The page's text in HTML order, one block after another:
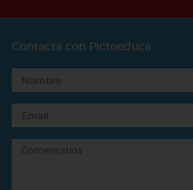
Contacta con Pictoeduca